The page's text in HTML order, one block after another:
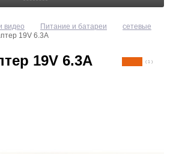
видео Питание и батареи
сетевые
19V 6.3A
19V 6.3A ( 1 )